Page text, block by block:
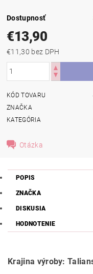
Dostupnosť
€13,90
€11,30 bez DPH
KÓD TOVARU
ZNAČKA
KATEGÓRIA
Otázka
POPIS
ZNAČKA
DISKUSIA
HODNOTENIE
Krajina výroby: